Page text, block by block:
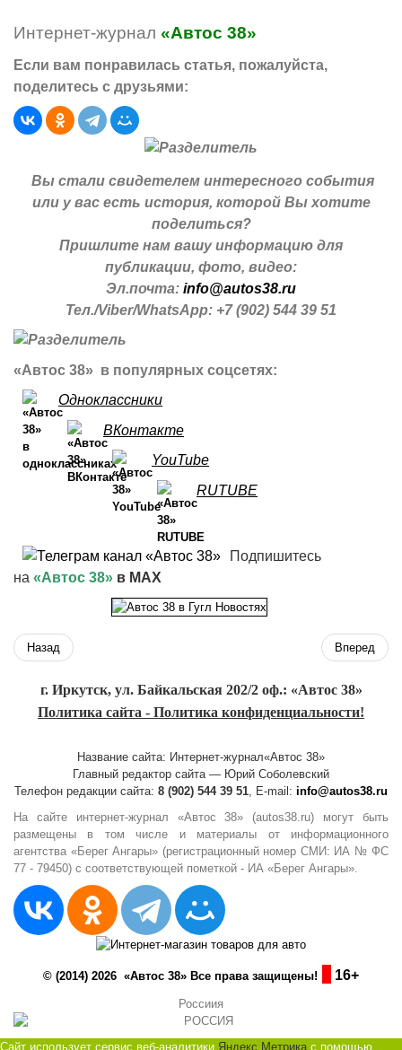
Интернет-журнал «Автос 38»
Если вам понравилась статья, пожалуйста,
поделитесь с друзьями:
Вы стали свидетелем интересного события
или у вас есть история, которой Вы хотите
поделиться?
Пришлите нам вашу информацию для
публикации, фото, видео:
Эл.почта: info@autos38.ru
Тел./Viber/WhatsApp: +7 (902) 544 39 51
«Автос 38» в популярных соцсетях:
Одноклассники
ВКонтакте
YouTube
RUTUBE
Подпишитесь
на «Автос 38» в MAX
Назад Вперед
г. Иркутск, ул. Байкальская 202/2 оф.: «Автос 38»
Политика сайта - Политика конфиденциальности!
Название сайта: Интернет-журнал«Автос 38»
Главный редактор сайта — Юрий Соболевский
Телефон редакции сайта: 8 (902) 544 39 51, E-mail: info@autos38.ru
На сайте интернет-журнал «Автос 38» (autos38.ru) могут быть
размещены в том числе и материалы от информационного
агентства «Берег Ангары» (регистрационный номер СМИ: ИА № ФС
77 - 79450) с соответствующей пометкой - ИА «Берег Ангары».
© (2014) 2026 «Автос 38» Все права защищены! 16+
Россиия
Сайт использует сервис веб-аналитики Яндекс Метрика с помощью